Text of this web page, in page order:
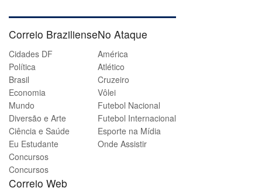
Correio Braziliense
Cidades DF
Política
Brasil
Economia
Mundo
Diversão e Arte
Ciência e Saúde
Eu Estudante
Concursos
Concursos
Correio Web
No Ataque
América
Atlético
Cruzeiro
Vôlei
Futebol Nacional
Futebol Internacional
Esporte na Mídia
Onde Assistir